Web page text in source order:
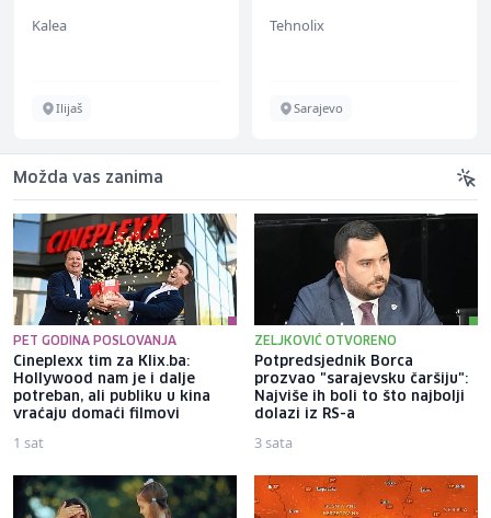
Kalea
Ilijaš
Tehnolix
Sarajevo
Možda vas zanima
PET GODINA POSLOVANJA
Cineplexx tim za Klix.ba:
Hollywood nam je i dalje
potreban, ali publiku u kina
vraćaju domaći filmovi
1 sat
ZELJKOVIĆ OTVORENO
Potpredsjednik Borca
prozvao "sarajevsku čaršiju":
Najviše ih boli to što najbolji
dolazi iz RS-a
3 sata